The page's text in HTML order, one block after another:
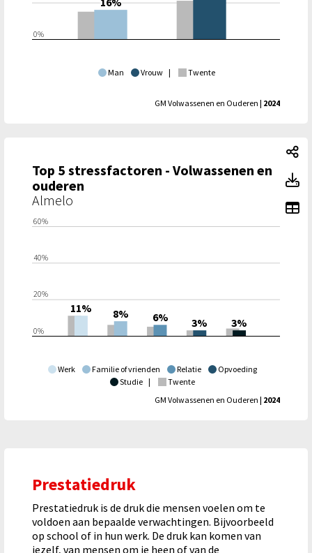
Man Vrouw Twente
|
0%
GM Volwassenen en Ouderen | 2024
Top 5 stressfactoren - Volwassenen en
ouderen
Almelo
Werk Familie of vrienden Relatie
Opvoeding
Studie
Twente
|
0%
20%
40%
60%
11% 8% 6% 3% 3%
GM Volwassenen en Ouderen | 2024
Prestatiedruk
Prestatiedruk is de druk die mensen voelen om te
voldoen aan bepaalde verwachtingen. Bijvoorbeeld
op school of in hun werk. De druk kan komen van
jezelf, van mensen om je heen of van de